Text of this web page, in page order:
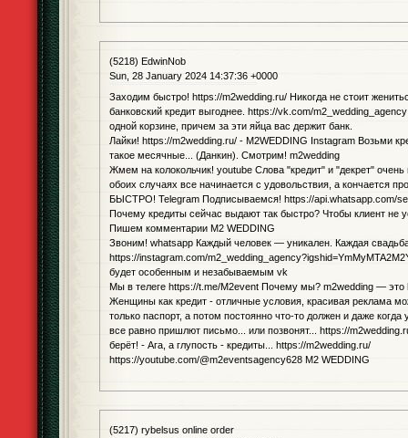
(5218) EdwinNob
Sun, 28 January 2024 14:37:36 +0000
Заходим быстро! https://m2wedding.ru/ Никогда не стоит
банковский кредит выгоднее. https://vk.com/
одной корзине, причем за эти яйца вас держит банк.
Лайки! https://m2wedding.ru/ - M2WEDDING Instagram Возьми
такое месячные... (Данкин). Смотрим! m2wedding
Жмем на колокольчик! youtube Слова "кредит" и "декрет"
обоих случаях все начинается с удовольствия, а кончается
БЫСТРО! Telegram Подписываемся! https://api.whatsapp.com/
Почему кредиты сейчас выдают так быстро? Чтобы клиент не
Пишем комментарии M2 WEDDING
Звоним! whatsapp Каждый человек — уникален. Каждая
https://instagram.com/
будет особенным и незабываемым vk
Мы в телеге https://t.me/M2event Почему мы? m2wedding — это
Женщины как кредит - отличные условия, красивая реклама
только паспорт, а потом постоянно что-то должен и даже когда
все равно пришлют письмо... или позвонят... https://
берёт! - Ага, а глупость - кредиты... https://m2wedding.ru/
https://youtube.com/@m2eventsagency628 M2 WEDDING
(5217) rybelsus online order